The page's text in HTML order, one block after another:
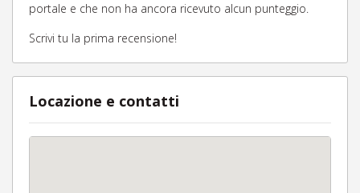
portale e che non ha ancora ricevuto alcun punteggio.
Scrivi tu la prima recensione!
Locazione e contatti